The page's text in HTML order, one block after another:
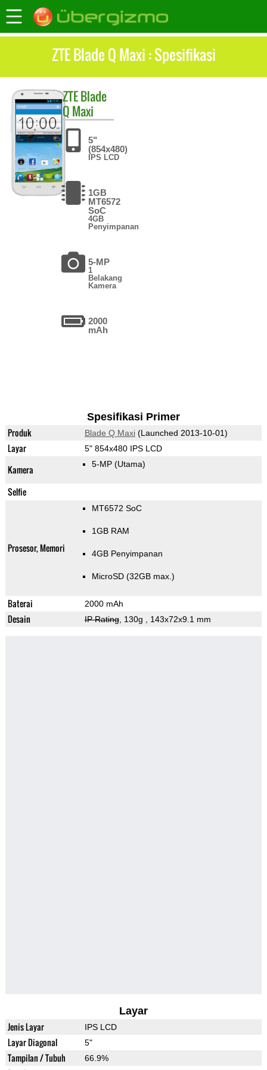
ZTE Blade Q Maxi : Spesifikasi
ZTEBlade
Q Maxi
5"
(854x480)
IPS LCD
1GB
MT6572
SoC
4GB
Penyimpanan
5-MP
1
Belakang
Kamera
2000
mAh
Spesifikasi Primer
Produk Blade Q Maxi(Launched 2013-10-01)
Layar 5" 854x480 IPS LCD
Kamera 5-MP (Utama)
Selfie
Prosesor, Memori
MT6572 SoC
1GB RAM
4GB Penyimpanan
MicroSD (32GB max.)
Baterai 2000 mAh
Desain IP Rating, 130g , 143x72x9.1 mm
Layar
Jenis Layar IPS LCD
Layar Diagonal 5"
Tampilan / Tubuh 66.9%